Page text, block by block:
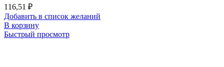
116,51 ₽
Добавить в список желаний
В корзину
Быстрый просмотр